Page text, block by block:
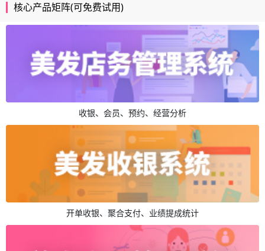
核心产品矩阵(可免费试用)
收银、会员、预约、经营分析
开单收银、聚合支付、业绩提成统计